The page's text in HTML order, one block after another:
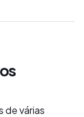
de várias